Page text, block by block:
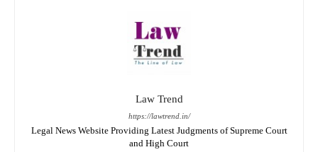
Law Trend
https://lawtrend.in/
Legal News Website Providing Latest Judgments of Supreme Court
and High Court